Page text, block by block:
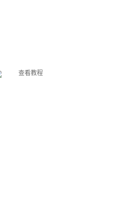
查看教程